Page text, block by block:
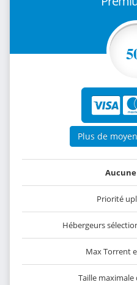
Plus de
Aucune
Priorité
Hébergeurs
Max Torrent
Taille maximale